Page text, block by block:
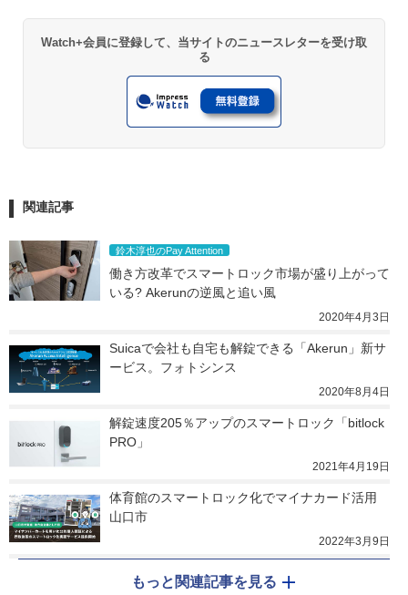
Watch+会員に登録して、当サイトのニュースレターを受け取
る
関連記事
鈴木淳也のPay Attention
働き方改革でスマートロック市場が盛り上がって
いる? Akerunの逆風と追い風
2020年4月3日
Suicaで会社も自宅も解錠できる「Akerun」新サ
ービス。フォトシンス
2020年8月4日
解錠速度205％アップのスマートロック「bitlock
PRO」
2021年4月19日
体育館のスマートロック化でマイナカード活用
山口市
2022年3月9日
もっと関連記事を見る